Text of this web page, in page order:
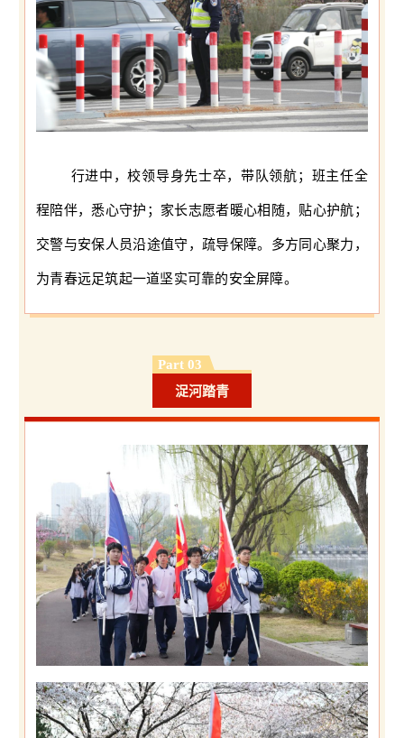
行进中，校领导身先士卒，带队领航；班主任全
程陪伴，悉心守护；家长志愿者暖心相随，贴心护航；
交警与安保人员沿途值守，疏导保障。多方同心聚力，
为青春远足筑起一道坚实可靠的安全屏障。
Part 03
浞河踏青